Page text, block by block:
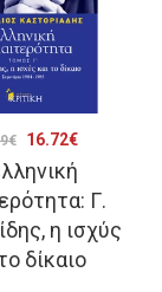
Γ.
η ισχύς
δίκαιο
€
Original
price
was:
23.89€.
16.72€Η
τρέχουσα
τιμή
είναι:
16.72€.